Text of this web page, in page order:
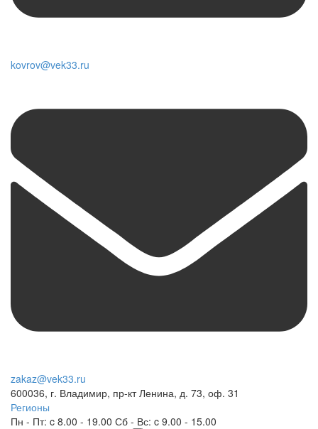
kovrov@vek33.ru
zakaz@vek33.ru
600036, г. Владимир, пр-кт Ленина, д. 73, оф. 31
Регионы
Пн - Пт: c 8.00 - 19.00 Сб - Вс: c 9.00 - 15.00